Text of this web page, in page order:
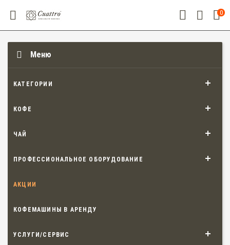
0
Меню
КАТЕГОРИИ
КОФЕ
ЧАЙ
ПРОФЕССИОНАЛЬНОЕ ОБОРУДОВАНИЕ
АКЦИИ
КОФЕМАШИНЫ В АРЕНДУ
УСЛУГИ/СЕРВИС